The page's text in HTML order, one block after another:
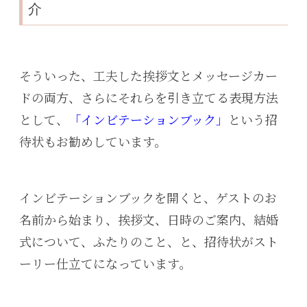
介
そういった、工夫した挨拶文とメッセージカー
ドの両方、さらにそれらを引き立てる表現方法
として、
「インビテーションブック」
という招
待状もお勧めしています。
インビテーションブックを開くと、ゲストのお
名前から始まり、挨拶文、日時のご案内、結婚
式について、ふたりのこと、と、招待状がスト
ーリー仕立てになっています。